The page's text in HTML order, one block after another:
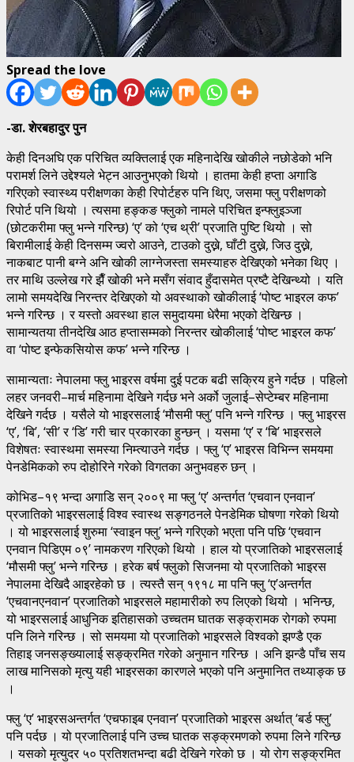
Spread the love
-डा. शेरबहादुर पुन
केही दिनअघि एक परिचित व्यक्तिलाई एक महिनादेखि खोकीले नछोडेको भनि
परामर्श लिने उद्देश्यले भेट्न आउनुभएको थियो । हातमा केही हप्ता अगाडि
गरिएको स्वास्थ्य परीक्षणका केही रिपोर्टहरु पनि थिए, जसमा फ्लु परीक्षणको
रिपोर्ट पनि थियो । त्यसमा हङ्कङ फ्लुको नामले परिचित इन्फ्लुइञ्जा
(छोटकरीमा फ्लु भन्ने गरिन्छ) ‘ए’ को ‘एच थ्री’ प्रजाति पुष्टि थियो । सो
बिरामीलाई केही दिनसम्म ज्वरो आउने, टाउको दुख्ने, घाँटी दुख्ने, जिउ दुख्ने,
नाकबाट पानी बग्ने अनि खोकी लाग्नेजस्ता समस्याहरु देखिएको भनेका थिए ।
तर माथि उल्लेख गरे झैँ खोकी भने मसँग संवाद हुँदासमेत प्रष्टै देखिन्थ्यो । यति
लामो समयदेखि निरन्तर देखिएको यो अवस्थाको खोकीलाई ‘पोष्ट भाइरल कफ’
भन्ने गरिन्छ । र यस्तो अवस्था हाल समुदायमा धेरैमा भएको देखिन्छ ।
सामान्यतया तीनदेखि आठ हप्तासम्मको निरन्तर खोकीलाई ‘पोष्ट भाइरल कफ’
वा ‘पोष्ट इन्फेकसियोस कफ’ भन्ने गरिन्छ ।
सामान्यताः नेपालमा फ्लु भाइरस वर्षमा दुई पटक बढी सक्रिय हुने गर्दछ । पहिलो
लहर जनवरी–मार्च महिनामा देखिने गर्दछ भने अर्को जुलाई–सेप्टेम्बर महिनामा
देखिने गर्दछ । यसैले यो भाइरसलाई ‘मौसमी फ्लु’ पनि भन्ने गरिन्छ । फ्लु भाइरस
‘ए’, ‘बि’, ‘सी’ र ‘डि’ गरी चार प्रकारका हुन्छन् । यसमा ‘ए’ र ‘बि’ भाइरसले
विशेषतः स्वास्थमा समस्या निम्त्याउने गर्दछ । फ्लु ‘ए’ भाइरस विभिन्न समयमा
पेनडेमिकको रुप दोहोरिने गरेको विगतका अनुभवहरु छन् ।
कोभिड–१९ भन्दा अगाडि सन् २००९ मा फ्लु ‘ए’ अन्तर्गत ‘एचवान एनवान’
प्रजातिको भाइरसलाई विश्व स्वास्थ सङ्गठनले पेनडेमिक घोषणा गरेको थियो
। यो भाइरसलाई शुरुमा ‘स्वाइन फ्लु’ भन्ने गरिएको भएता पनि पछि ‘एचवान
एनवान पिडिएम ०९’ नामकरण गरिएको थियो । हाल यो प्रजातिको भाइरसलाई
‘मौसमी फ्लु’ भन्ने गरिन्छ । हरेक बर्ष फ्लुको सिजनमा यो प्रजातिको भाइरस
नेपालमा देखिदै आइरहेको छ । त्यस्तै सन् १९१८ मा पनि फ्लु ‘ए’अन्तर्गत
‘एचवानएनवान’ प्रजातिको भाइरसले महामारीको रुप लिएको थियो । भनिन्छ,
यो भाइरसलाई आधुनिक इतिहासको उच्चतम घातक सङ्क्रामक रोगको रुपमा
पनि लिने गरिन्छ । सो समयमा यो प्रजातिको भाइरसले विश्वको झण्डै एक
तिहाइ जनसङ्ख्यालाई सङ्क्रमित गरेको अनुमान गरिन्छ । अनि झन्डै पाँच सय
लाख मानिसको मृत्यु यही भाइरसका कारणले भएको पनि अनुमानित तथ्याङ्क छ
।
फ्लु ‘ए’ भाइरसअन्तर्गत ‘एचफाइब एनवान’ प्रजातिको भाइरस अर्थात् ‘बर्ड फ्लु’
पनि पर्दछ । यो प्रजातिलाई पनि उच्च घातक सङ्क्रमणको रुपमा लिने गरिन्छ
। यसको मृत्युदर ५० प्रतिशतभन्दा बढी देखिने गरेको छ । यो रोग सङ्क्रमित